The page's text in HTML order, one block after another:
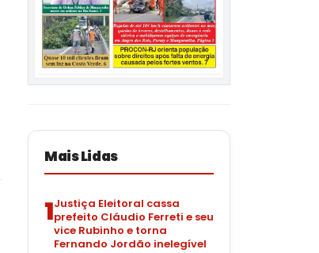
Mais Lidas
1Justiça Eleitoral cassa
prefeito Cláudio Ferreti e seu
vice Rubinho e torna
Fernando Jordão inelegível